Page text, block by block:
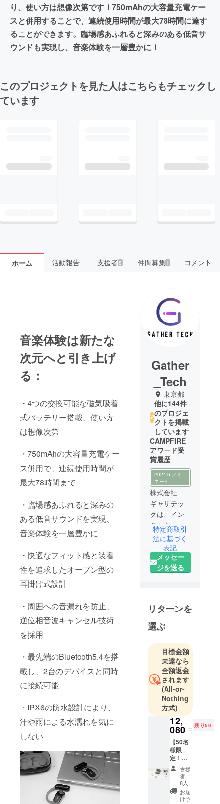
り、使い方は想像次第です！750mAhの大容量充電ケー
スと併用することで、連続使用時間が最大78時間に達す
ることができます。臨場感あふれると深みのある低音サ
ウンドも実現し、音楽体験を一層豊かに！
このプロジェクトを見た人はこちらもチェックし
ています
ホーム 活動報告 支援者8 仲間募集 1 コメント
音楽体験は新たな
次元へと引き上げ
る：
・4つの交換可能な磁気吸着
式バッテリー搭載、使い方
は想像次第
・750mAhの大容量充電ケー
ス併用で、連続使用時間が
最大78時間まで
・臨場感あふれると深みの
ある低音サウンドを実現、
音楽体験を一層豊かに
・快適なフィット感と装着
性を追求したオープン型の
耳掛け式設計
・周囲への音漏れを防止、
逆位相音波キャンセル技術
を採用
・最先端のBluetooth5.4を搭
載し、2台のデバイスと同時
に接続可能
・IPX6の防水設計により、
汗や雨による水濡れを気に
しない
Gather
_Tech
東京都
他に144件
のプロジェ
クトを掲載
しています
CAMPFIRE
アワード受
賞履歴
2024.6 ノミ
ネート
株式会社
ギャザテッ
クは、イン
ターネット
を活用した
スマートな
次世代ライ
フスタイル
斬新でユ
ニークな商
品をお届け
します。
そのため弊
社は数多く
の海外メー
カーと代理
店契約を結
び、価値あ
る商品を価
値ある価格
で皆様にお
届けするた
めの、日本
市場進出を
サポートし
特定商取引
法に基づく
表記
メッセー
ジを送る
リターンを
選ぶ
目標金額
未達なら
全額返金
されます
(All-or-
Nothing
方式)
12,
080 円
残り50
【50名
様限
定！超
超早割
36％OF
F !】
オープ
ンイヤ
支援
者：
8人
お届
け予